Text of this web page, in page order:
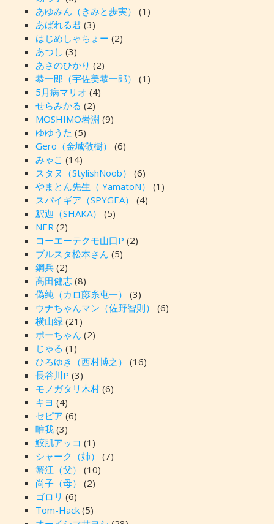
あゆみん（きみと歩実）
(1)
あばれる君(3)
はじめしゃちょー (2)
あつし (3)
あさのひかり (2)
恭一郎（宇佐美恭一郎）
(1)
5月病マリオ (4)
せらみかる (2)
MOSHIMO岩淵 (9)
ゆゆうた (5)
Gero（金城敬樹）
(6)
みゃこ (14)
スタヌ（StylishNoob）
(6)
やまとん先生（ YamatoN）
(1)
スパイギア（SPYGEA）
(4)
釈迦（SHAKA）
(5)
NER (2)
コーエーテクモ山口P (2)
ブルスタ松本さん (5)
鋼兵(2)
高田健志(8)
偽純（カロ藤糸屯一）
(3)
ウナちゃんマン（佐野智則）
(6)
横山緑 (21)
ポーちゃん (2)
じゃる (1)
ひろゆき（西村博之）
(16)
長谷川P (3)
モノガタリ木村(6)
キヨ (4)
セピア (6)
唯我(3)
鮫肌アッコ (1)
シャーク（姉）
(7)
蟹江（父）
(10)
尚子（母）
(2)
ゴロリ (6)
Tom-Hack(5)